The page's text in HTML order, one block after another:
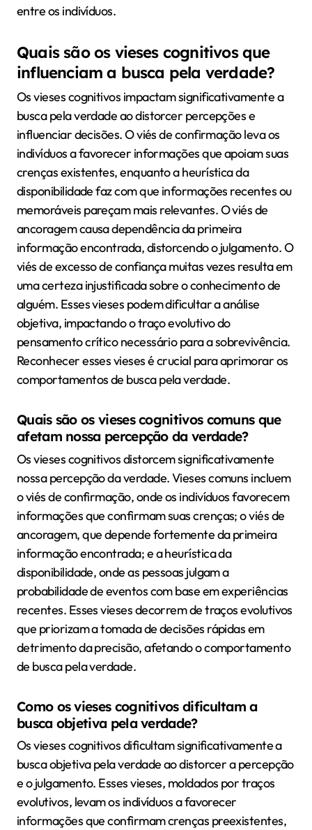
entre os indivíduos.
Quais são os vieses cognitivos que
influenciam a busca pela verdade?
Os vieses cognitivos impactam significativamente a
busca pela verdade ao distorcer percepções e
influenciar decisões. O viés de confirmação leva os
indivíduos a favorecer informações que apoiam suas
crenças existentes, enquanto a heurística da
disponibilidade faz com que informações recentes ou
memoráveis pareçam mais relevantes. O viés de
ancoragem causa dependência da primeira
informação encontrada, distorcendo o julgamento. O
viés de excesso de confiança muitas vezes resulta em
uma certeza injustificada sobre o conhecimento de
alguém. Esses vieses podem dificultar a análise
objetiva, impactando o traço evolutivo do
pensamento crítico necessário para a sobrevivência.
Reconhecer esses vieses é crucial para aprimorar os
comportamentos de busca pela verdade.
Quais são os vieses cognitivos comuns que
afetam nossa percepção da verdade?
Os vieses cognitivos distorcem significativamente
nossa percepção da verdade. Vieses comuns incluem
o viés de confirmação, onde os indivíduos favorecem
informações que confirmam suas crenças; o viés de
ancoragem, que depende fortemente da primeira
informação encontrada; e a heurística da
disponibilidade, onde as pessoas julgam a
probabilidade de eventos com base em experiências
recentes. Esses vieses decorrem de traços evolutivos
que priorizam a tomada de decisões rápidas em
detrimento da precisão, afetando o comportamento
de busca pela verdade.
Como os vieses cognitivos dificultam a
busca objetiva pela verdade?
Os vieses cognitivos dificultam significativamente a
busca objetiva pela verdade ao distorcer a percepção
e o julgamento. Esses vieses, moldados por traços
evolutivos, levam os indivíduos a favorecer
informações que confirmam crenças preexistentes,